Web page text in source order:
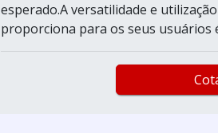
esperado.A versatilidade e
proporciona para os seus usuários